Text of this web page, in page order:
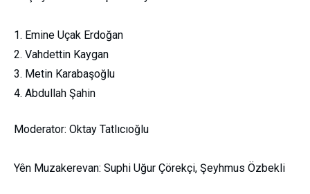
Emine Uçak Erdoğan
Vahdettin Kaygan
Metin Karabaşoğlu
Abdullah Şahin
Moderator: Oktay Tatlıcıoğlu
Yên Muzakerevan: Suphi Uğur Çörekçi, Şeyhmus Özbekli